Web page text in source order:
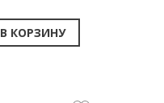
В КОРЗИНУ